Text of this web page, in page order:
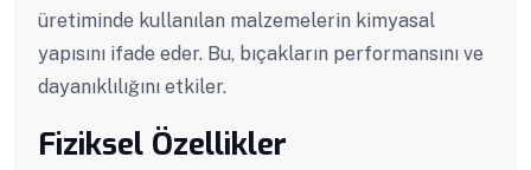
üretiminde kullanılan malzemelerin kimyasal
yapısını ifade eder. Bu, bıçakların performansını ve
dayanıklılığını etkiler.
Fiziksel Özellikler